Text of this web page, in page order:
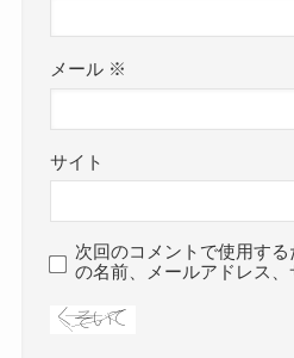
メール ※
サイト
次回のコメントで使用す
の名前、メールアドレス、